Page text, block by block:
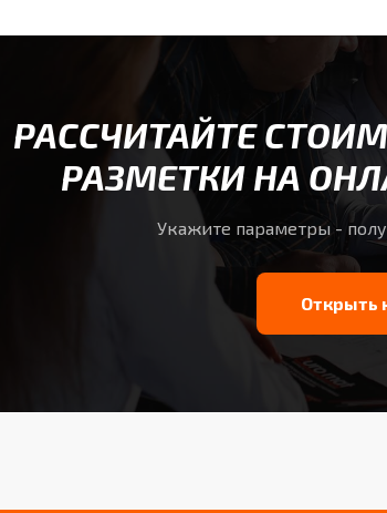
РАССЧИТАЙТЕ
РАЗМЕТКИ НА
Укажите параметры -
Открыть